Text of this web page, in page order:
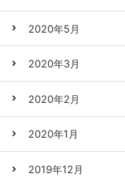
2020年5月
2020年3月
2020年2月
2020年1月
2019年12月